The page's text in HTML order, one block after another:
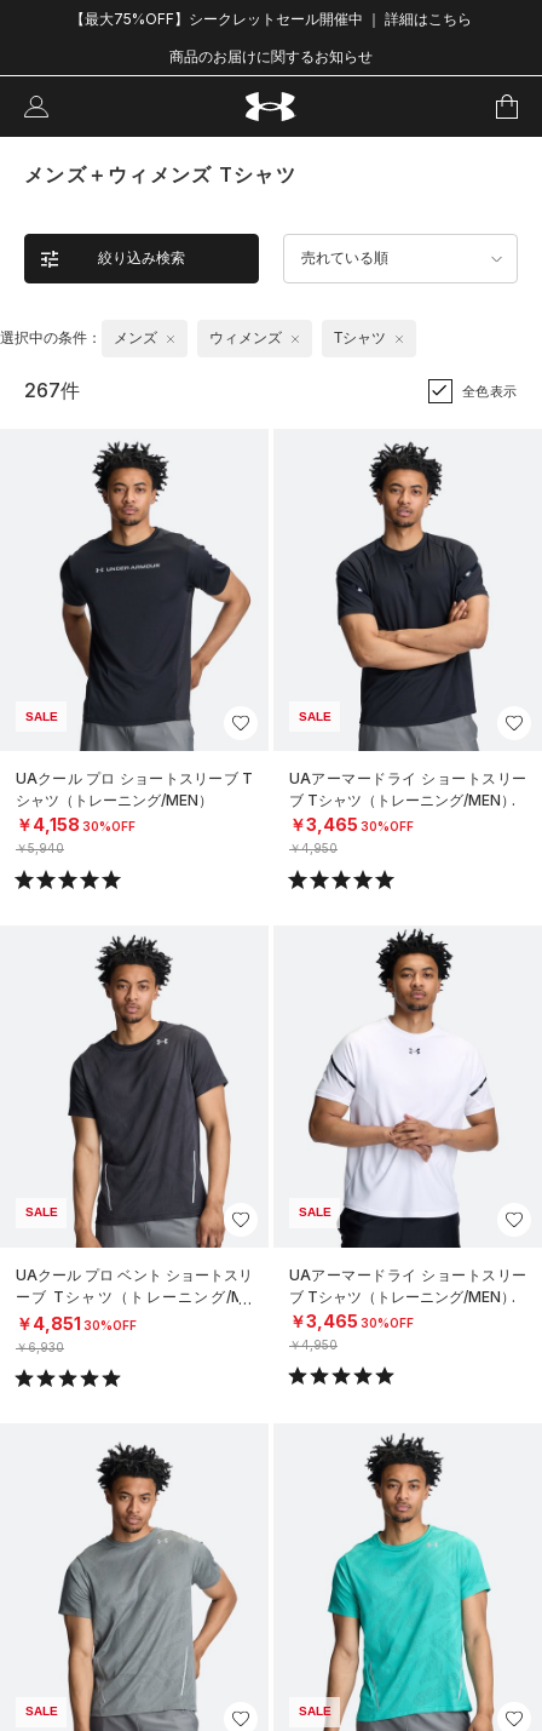
【最大75%OFF】シークレットセール開催中 ｜ 詳細はこちら
商品のお届けに関するお知らせ
メンズ＋ウィメンズ Tシャツ
絞り込み検索 売れている順
選択中の条件： メンズ ウィメンズ Tシャツ
267件 全色表示
SALE
UAクール プロ ショートスリーブ T
シャツ（トレーニング/MEN）
￥4,158 30%OFF
￥5,940
SALE
UAアーマードライ ショートスリー
ブ Tシャツ（トレーニング/MEN）
￥3,465 30%OFF
￥4,950
SALE
UAクール プロ ベント ショートスリ
ーブ Tシャツ（トレーニング/ME
N）
￥4,851 30%OFF
￥6,930
SALE
UAアーマードライ ショートスリー
ブ Tシャツ（トレーニング/MEN）
￥3,465 30%OFF
￥4,950
SALE SALE